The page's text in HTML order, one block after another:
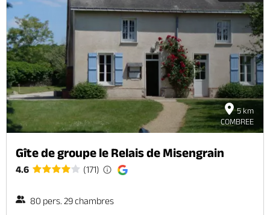
5 km
COMBREE
Gîte de groupe le Relais de Misengrain
4.6 (171)
80 pers. 29 chambres